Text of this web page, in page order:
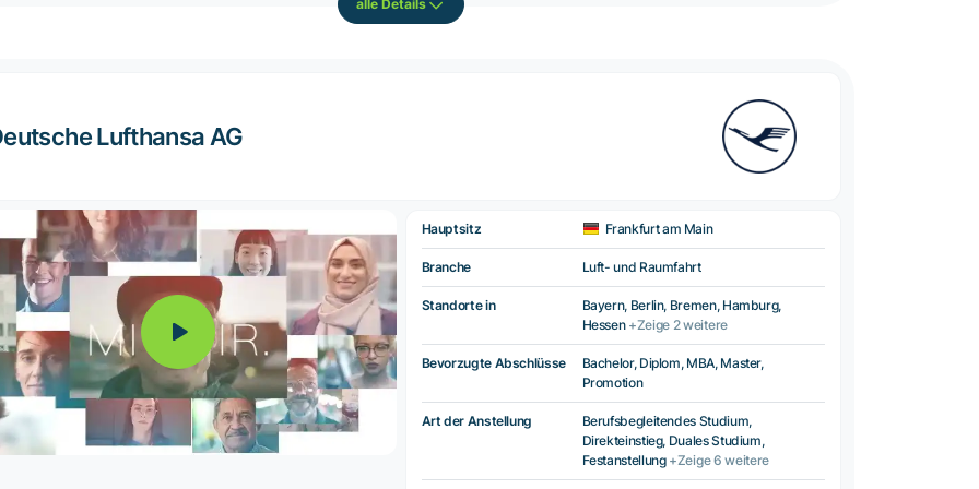
alle Details
Lufthansa AG
Hauptsitz Frankfurt am Main
Branche Luft- und Raumfahrt
Standorte in
Bayern, Berlin, Bremen, Hamburg,
Hessen +Zeige 2 weitere
Bevorzugte Abschlüsse
Bachelor, Diplom, MBA, Master,
Promotion
Art der Anstellung
Berufsbegleitendes Studium,
Direkteinstieg, Duales Studium,
Festanstellung +Zeige 6 weitere